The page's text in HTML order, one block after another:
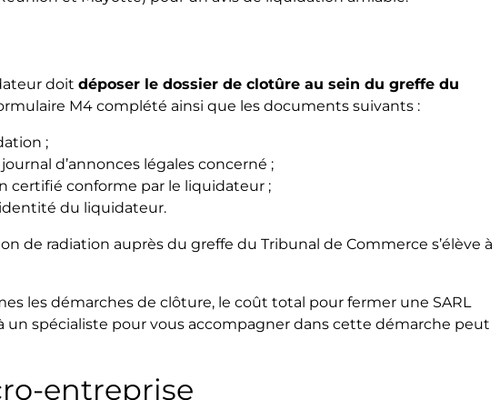
doit déposer le dossier de clotûre au sein du greffe du
M4 complété ainsi que les documents suivants :
;
d’annonces légales concerné ;
certifié conforme par le liquidateur ;
du liquidateur.
de radiation auprès du greffe du Tribunal de Commerce s’élève à
les démarches de clôture, le coût total pour fermer une SARL
un spécialiste pour vous accompagner dans cette démarche peut
entreprise